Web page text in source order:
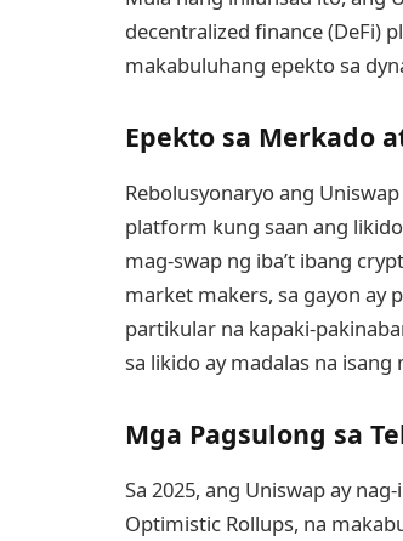
decentralized finance (DeFi)
makabuluhang epekto sa
Epekto sa Merkado
Rebolusyonaryo ang
platform kung saan ang
mag-swap ng iba’t ibang
market makers, sa gayon ay
partikular na kapaki-
sa likido ay madalas na
Mga Pagsulong sa
Sa 2025, ang Uniswap ay
Optimistic Rollups, na